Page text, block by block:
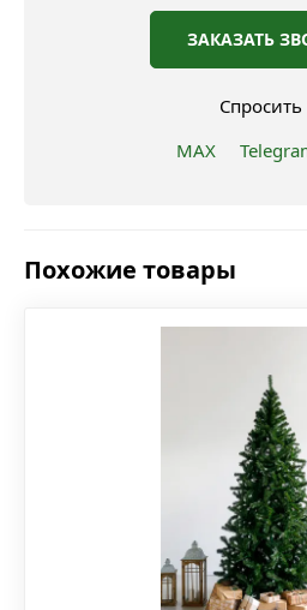
ЗАКАЗАТЬ
Спросить
MAX
Похожие товары